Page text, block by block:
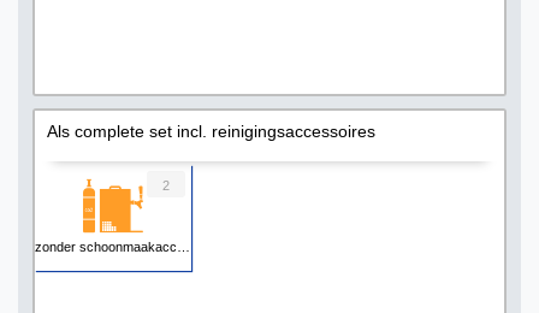
Als complete set incl. reinigingsaccessoires
zonder schoonmaakaccessoires
2